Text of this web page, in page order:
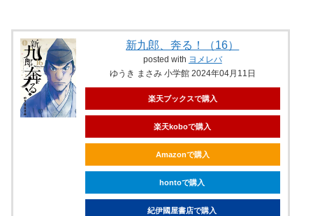
新九郎、奔る！（16）
posted with ヨメレバ
ゆうき まさみ 小学館 2024年04月11日
楽天ブックスで購入
楽天koboで購入
Amazonで購入
hontoで購入
紀伊國屋書店で購入